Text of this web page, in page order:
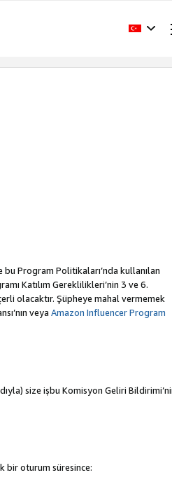
Program Politikaları’nda kullanılan
Katılım Gereklilikleri’nin 3 ve 6.
olacaktır. Şüpheye mahal vermemek
veya Amazon Influencer Program
size işbu Komisyon Geliri
bir oturum süresince: